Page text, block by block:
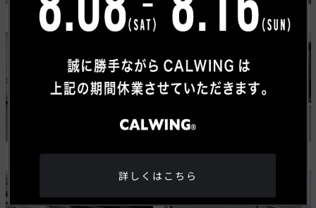
USトヨタ
タンドラ
ワゴニア
グランドワゴニア
詳しくはこちら